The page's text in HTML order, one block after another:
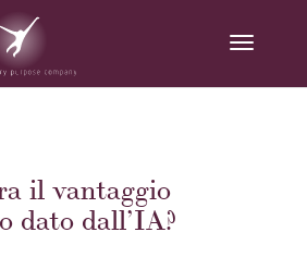
il vantaggio
dato dall’IA?